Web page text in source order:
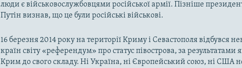
люди є військовослужбовцями російської армії. Пізніше
Путін визнав, що це були російські військові.
16 березня 2014 року на території Криму і Севастополя відбувся
країн світу «референдум» про статус півострова, за результатами
Крим до свого складу. Ні Україна, ні Європейський союз, ні США